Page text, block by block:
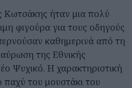
Κωτσάκης ήταν μια πολύ
φιγούρα για τους οδηγούς
καθημερινά από τη
της Εθνικής
Ψυχικό. Η χαρακτηριστική
παχύ του μουστάκι του